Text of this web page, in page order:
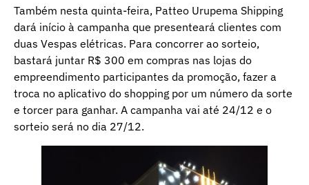
Também nesta quinta-feira, Patteo Urupema Shipping
dará início à campanha que presenteará clientes com
duas Vespas elétricas. Para concorrer ao sorteio,
bastará juntar R$ 300 em compras nas lojas do
empreendimento participantes da promoção, fazer a
troca no aplicativo do shopping por um número da sorte
e torcer para ganhar. A campanha vai até 24/12 e o
sorteio será no dia 27/12.